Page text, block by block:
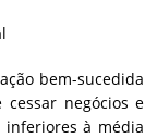
bem-sucedida
negócios e
inferiores à média